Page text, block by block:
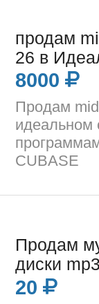
продам
26 в
8000
Продам
идеальном
CUBASE
Продам
диски mp3
20